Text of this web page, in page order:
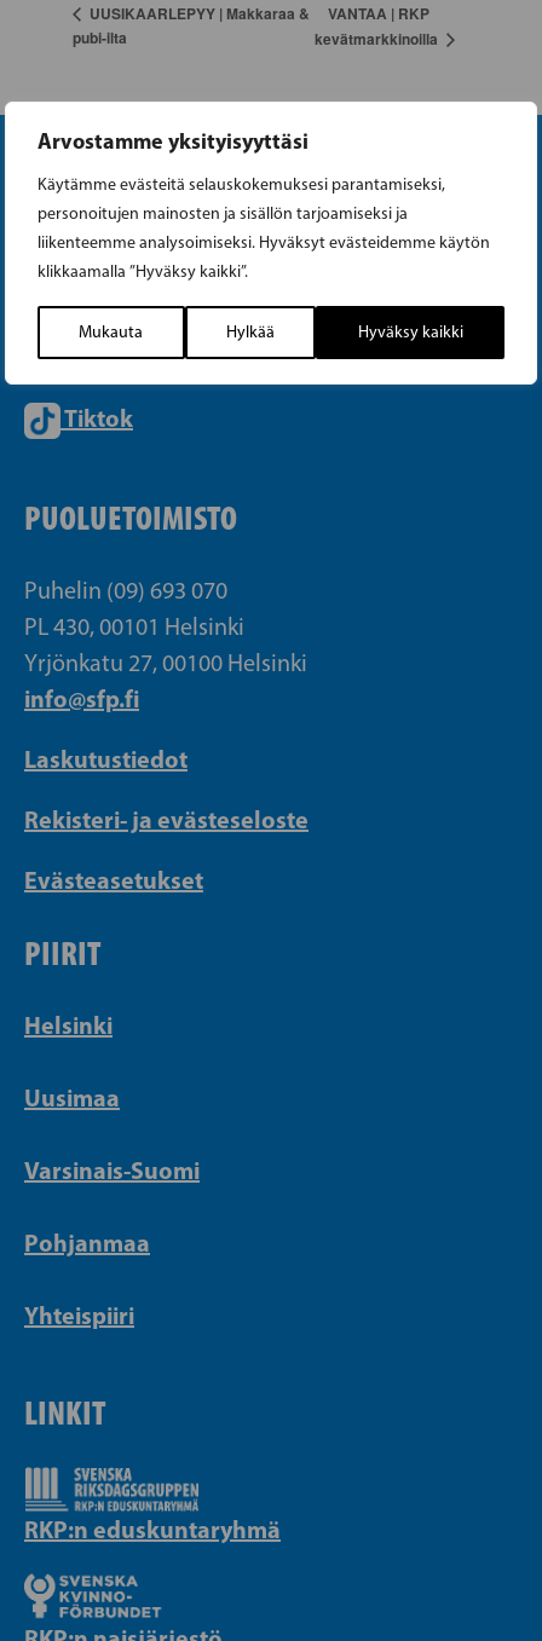
Arvostamme yksityisyyttäsi
Käytämme evästeitä selauskokemuksesi parantamiseksi,
personoitujen mainosten ja sisällön tarjoamiseksi ja
liikenteemme analysoimiseksi. Hyväksyt evästeidemme käytön
klikkaamalla ”Hyväksy kaikki”.
Mukauta Hylkää Hyväksy kaikki
UUSIKAARLEPYY | Makkaraa &
pubi-ilta
VANTAA | RKP
kevätmarkkinoilla
Facebook
Tiktok
PUOLUETOIMISTO
Puhelin (09) 693 070
PL 430, 00101 Helsinki
Yrjönkatu 27, 00100 Helsinki
info@sfp.fi
Laskutustiedot
Rekisteri- ja evästeseloste
Evästeasetukset
PIIRIT
Helsinki
Uusimaa
Varsinais-Suomi
Pohjanmaa
Yhteispiiri
LINKIT
RKP:n eduskuntaryhmä